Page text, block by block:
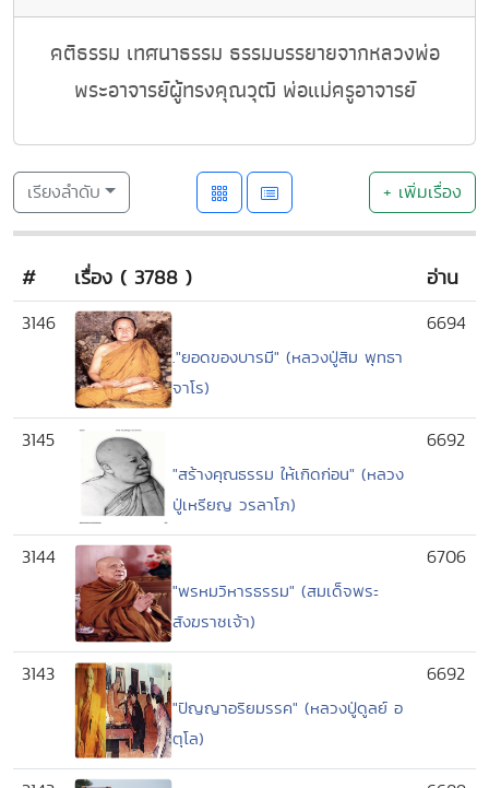
คติธรรม เทศนาธรรม ธรรมบรรยายจากหลวงพ่อ
พระอาจารย์ผู้ทรงคุณวุฒิ พ่อแม่ครูอาจารย์
เรียงลำดับ + เพิ่มเรื่อง
# เรื่อง ( 3788 ) อ่าน
3146
."ยอดของบารมี" (หลวงปู่สิม พุทธา
จาโร)
6694
3145
"สร้างคุณธรรม ให้เกิดก่อน" (หลวง
ปู่เหรียญ วรลาโภ)
6692
3144
"พรหมวิหารธรรม" (สมเด็จพระ
สังฆราชเจ้า)
6706
3143
"ปัญญาอริยมรรค" (หลวงปู่ดูลย์ อ
ตุโล)
6692